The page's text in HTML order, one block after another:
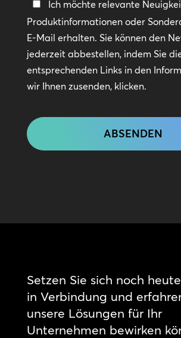
In
Kontakt
bleiben
Ich möchte relevante
Produktinformationen oder
E-Mail erhalten. Sie können den
jederzeit abbestellen, indem Sie
entsprechenden Links in den
wir Ihnen zusenden, klicken.
Setzen Sie sich noch
in Verbindung und
unsere Lösungen für Ihr
Unternehmen bewirken